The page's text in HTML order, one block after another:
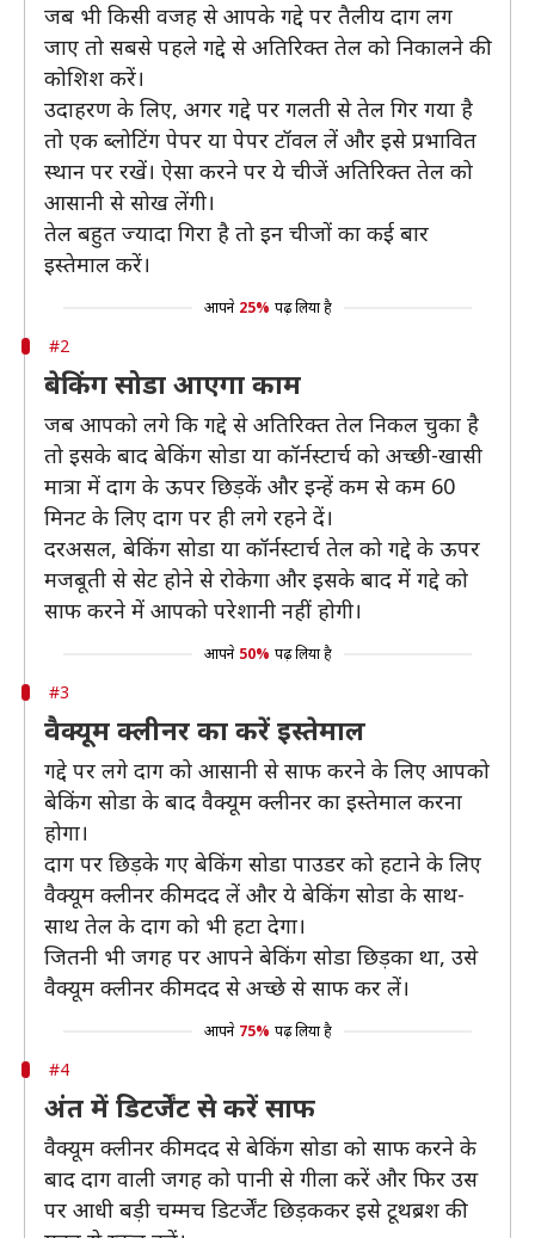
जब भी किसी वजह से आपके गद्दे पर तैलीय दाग लग
जाए तो सबसे पहले गद्दे से अतिरिक्त तेल को निकालने की
कोशिश करें।
उदाहरण के लिए, अगर गद्दे पर गलती से तेल गिर गया है
तो एक ब्लोटिंग पेपर या पेपर टॉवल लें और इसे प्रभावित
स्थान पर रखें। ऐसा करने पर ये चीजें अतिरिक्त तेल को
आसानी से सोख लेंगी।
तेल बहुत ज्यादा गिरा है तो इन चीजों का कई बार
इस्तेमाल करें।
आपने 25% पढ़ लिया है
#2
बेकिंग सोडा आएगा काम
जब आपको लगे कि गद्दे से अतिरिक्त तेल निकल चुका है
तो इसके बाद बेकिंग सोडा या कॉर्नस्टार्च को अच्छी-खासी
मात्रा में दाग के ऊपर छिड़कें और इन्हें कम से कम 60
मिनट के लिए दाग पर ही लगे रहने दें।
दरअसल, बेकिंग सोडा या कॉर्नस्टार्च तेल को गद्दे के ऊपर
मजबूती से सेट होने से रोकेगा और इसके बाद में गद्दे को
साफ करने में आपको परेशानी नहीं होगी।
आपने 50% पढ़ लिया है
#3
वैक्यूम क्लीनर का करें इस्तेमाल
गद्दे पर लगे दाग को आसानी से साफ करने के लिए आपको
बेकिंग सोडा के बाद वैक्यूम क्लीनर का इस्तेमाल करना
होगा।
दाग पर छिड़के गए बेकिंग सोडा पाउडर को हटाने के लिए
वैक्यूम क्लीनर की मदद लें और ये बेकिंग सोडा के साथ-
साथ तेल के दाग को भी हटा देगा।
जितनी भी जगह पर आपने बेकिंग सोडा छिड़का था, उसे
वैक्यूम क्लीनर की मदद से अच्छे से साफ कर लें।
आपने 75% पढ़ लिया है
#4
अंत में डिटर्जेंट से करें साफ
वैक्यूम क्लीनर की मदद से बेकिंग सोडा को साफ करने के
बाद दाग वाली जगह को पानी से गीला करें और फिर उस
पर आधी बड़ी चम्मच डिटर्जेंट छिड़ककर इसे टूथब्रश की